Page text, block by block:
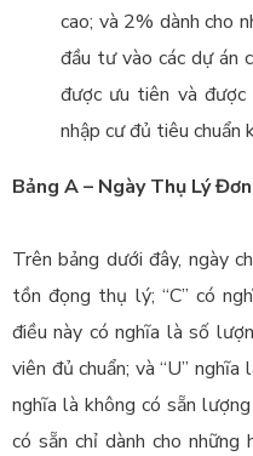
cao; và 2% dành cho
đầu tư vào các dự án
được ưu tiên và
nhập cư đủ tiêu chuẩn
Bảng A – Ngày Thụ Lý
Trên bảng dưới đây, ngày
tồn đọng thụ lý; “C” có
điều này có nghĩa là số
viên đủ chuẩn; và “U”
nghĩa là không có sẵn
có sẵn chỉ dành cho